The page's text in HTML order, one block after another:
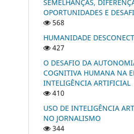
SEMELHANÇAS,
OPORTUNIDADES E
568
HUMANIDADE
427
O DESAFIO DA
COGNITIVA HUMANA NA
INTELIGÊNCIA ARTIFICIAL
410
USO DE INTELIGÊNCIA
NO JORNALISMO
344